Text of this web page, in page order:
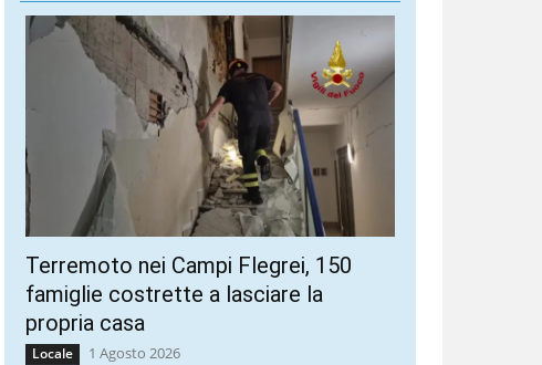
Terremoto nei Campi Flegrei, 150
famiglie costrette a lasciare la
propria casa
Locale 1 Agosto 2026